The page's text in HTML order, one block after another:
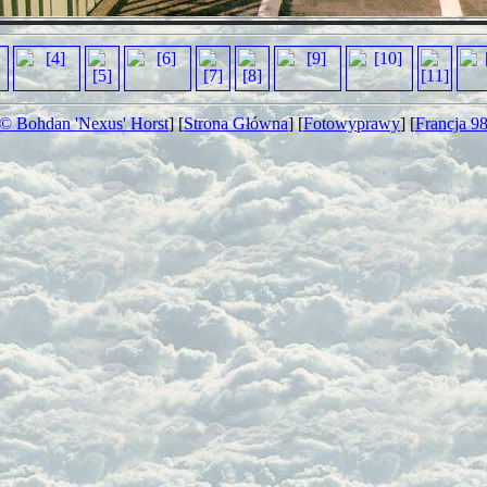
© Bohdan 'Nexus' Horst] [Strona Główna] [Fotowyprawy] [Francja 98